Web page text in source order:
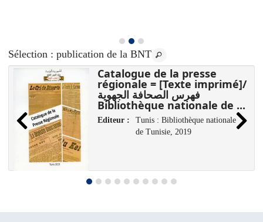
Sélection : publication de la BNT
Catalogue de la presse
régionale = [Texte imprimé]/
فهرس الصحافة الجهوية
Bibliothèque nationale de ...
Editeur :
Tunis : Bibliothèque nationale
de Tunisie, 2019